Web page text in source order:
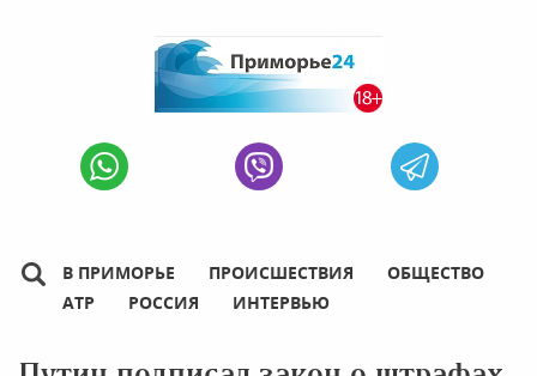
В ПРИМОРЬЕ ПРОИСШЕСТВИЯ
ОБЩЕСТВО
АТР
РОССИЯ ИНТЕРВЬЮ